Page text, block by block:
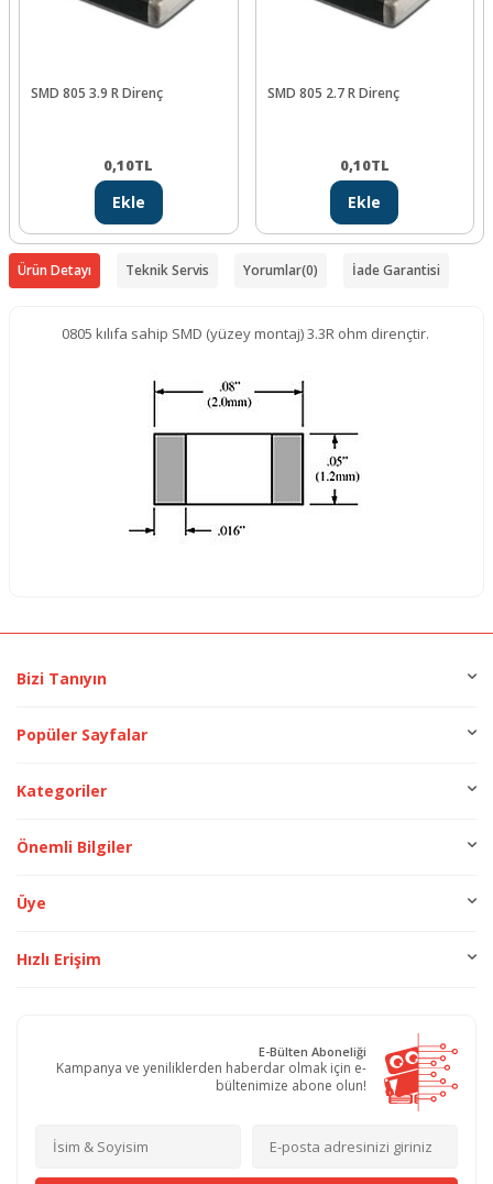
SMD 805 3.9 R Direnç
0,10TL
Ekle
SMD 805 2.7 R Direnç
0,10TL
Ekle
Ürün Detayı Teknik Servis Yorumlar(0) İade Garantisi
0805 kılıfa sahip SMD (yüzey montaj) 3.3R ohm dirençtir.
Bizi Tanıyın
Popüler Sayfalar
Kategoriler
Önemli Bilgiler
Üye
Hızlı Erişim
E-Bülten Aboneliği
Kampanya ve yeniliklerden haberdar olmak için e-
bültenimize abone olun!